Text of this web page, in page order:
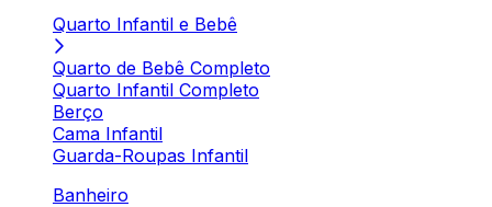
Quarto Infantil e Bebê
Quarto de Bebê Completo
Quarto Infantil Completo
Berço
Cama Infantil
Guarda-Roupas Infantil
Banheiro